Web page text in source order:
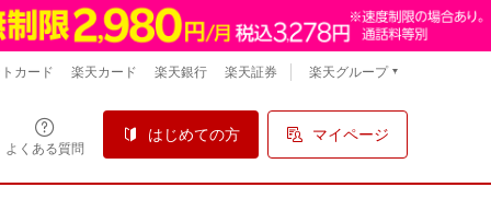
よくある質問
はじめての方 マイページ
カード 楽天カード 楽天銀行 楽天証券 楽天グループ